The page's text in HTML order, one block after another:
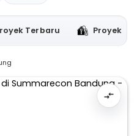
Terbaru Proyek